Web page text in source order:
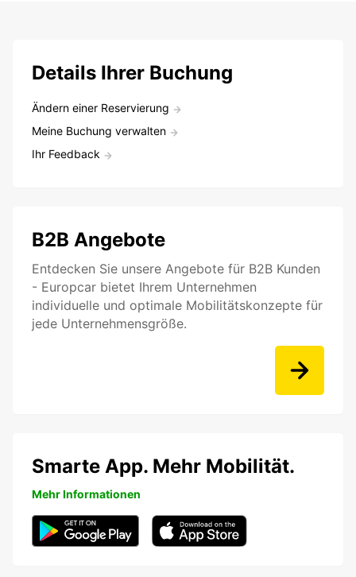
Details Ihrer Buchung
Ändern einer Reservierung
Meine Buchung verwalten
Ihr Feedback
B2B Angebote
Entdecken Sie unsere Angebote für B2B Kunden
- Europcar bietet Ihrem Unternehmen
individuelle und optimale Mobilitätskonzepte für
jede Unternehmensgröße.
Smarte App. Mehr Mobilität.
Mehr Informationen